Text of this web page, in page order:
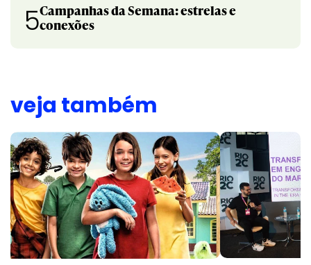
5Campanhas da Semana: estrelas e
conexões
veja também